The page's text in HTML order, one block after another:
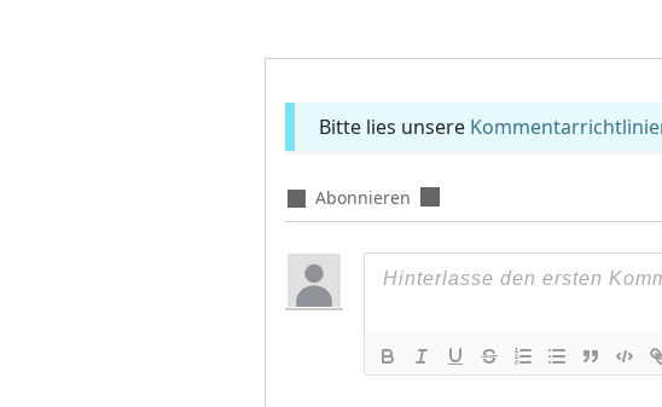
Bitte lies unsere
Abonnieren